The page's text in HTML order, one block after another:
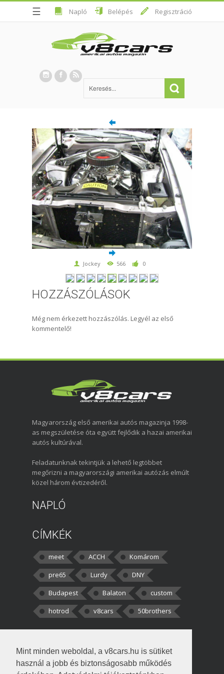
Mint minden weboldal, a v8cars.hu is sütiket
használ a jobb és biztonságosabb működés
☰ Napló Belépés Regisztráció
Jockey 566 0
HOZZÁSZÓLÁSOK
Még nem érkezett hozzászólás. Legyél az első
kommentelő!
Magyarország első amerikai autós magazinja 1998-
as megszületése óta együtt fejlődik a hazai amerikai
autós kultúrával.
Feladatunknak tekintjük a lehető legtöbbet
megőrizni a magyarországi amerikai autózás elmúlt
közel három évtizedéről.
NAPLÓ
CÍMKÉK
meet ACCH
Komárom
pre65
Lurdy
DNY
Budapest
Balaton
custom
hotrod
v8cars 50brothers
kortisz:Elszúrtam! Én csak két
darabbaal számoltam. Nem tudtam, hogy fél autót,